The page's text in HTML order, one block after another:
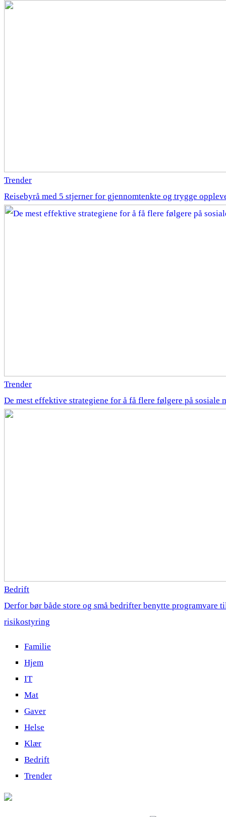
Trender
Reisebyrå med 5 stjerner for gjennomtenkte og trygge
Trender
De mest effektive strategiene for å få flere følgere på sosiale
Bedrift
Derfor bør både store og små bedrifter benytte programvare
risikostyring
Familie
Hjem
IT
Mat
Gaver
Helse
Klær
Bedrift
Trender